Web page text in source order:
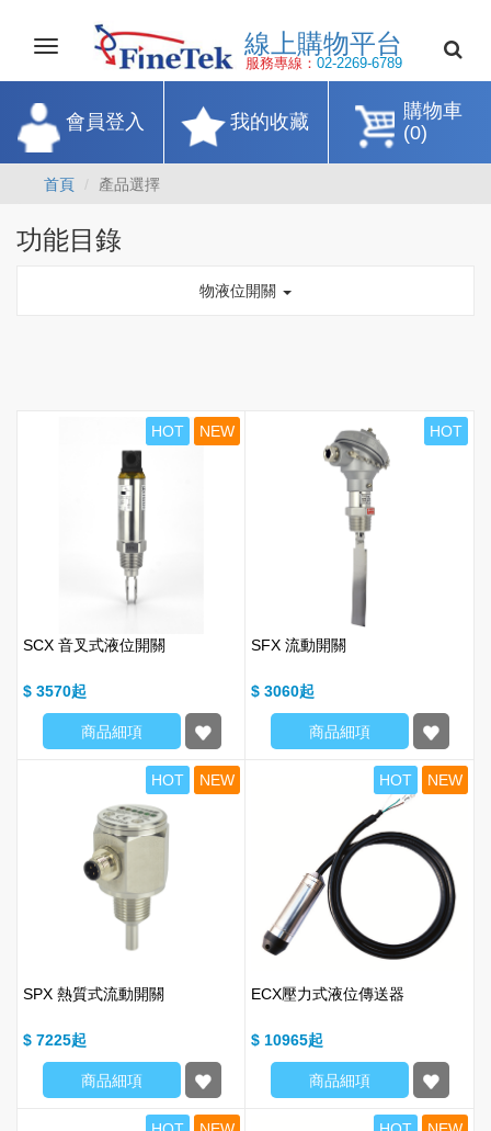
Toggle
navigation
線上購物平
服務專線：02-2269-
購物車
(0)
我的收藏
會員登入
首頁 產品選擇
功能目錄
物液位開關
HOT NEW
SCX 音叉式液位開關
$ 3570
商品細項
HOT
SFX 流動開關
$ 3060
商品細項
HOT NEW
SPX 熱質式流動開關
$ 7225
商品細項
HOT NEW
ECX壓力式液位傳送器
$ 10965
商品細項